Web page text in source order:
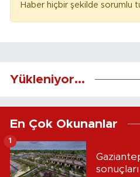
Haber hiçbir şekilde sorumlu
Yükleniyor...
En Çok Okunanlar
sonuçları
1